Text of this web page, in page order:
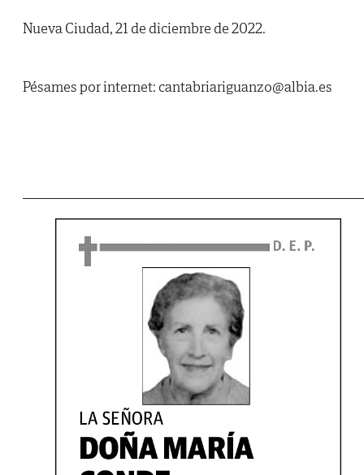
Nueva Ciudad, 21 de diciembre de 2022.
Pésames por internet: cantabriariguanzo@albia.es